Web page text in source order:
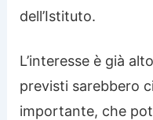
dell’Istituto.
L’interesse è già
previsti sarebbero
importante, che